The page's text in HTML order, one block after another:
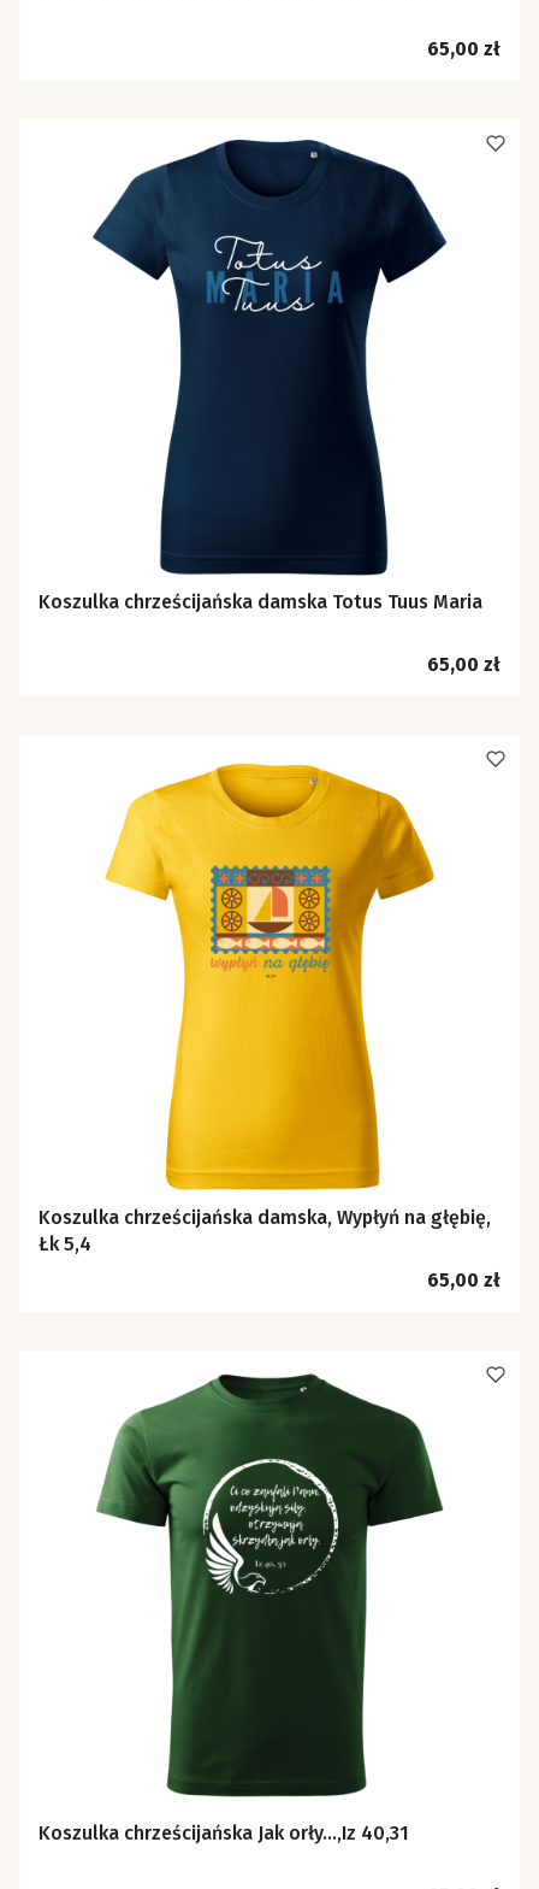
Cena
65,00 zł
Koszulka chrześcijańska damska Totus Tuus Maria
Cena
65,00 zł
Koszulka chrześcijańska damska, Wypłyń na głębię,
Łk 5,4
Cena
65,00 zł
Koszulka chrześcijańska Jak orły...,Iz 40,31